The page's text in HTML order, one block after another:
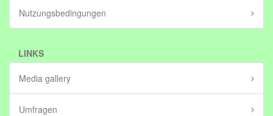
Nutzungsbedingungen
LINKS
Media gallery
Umfragen